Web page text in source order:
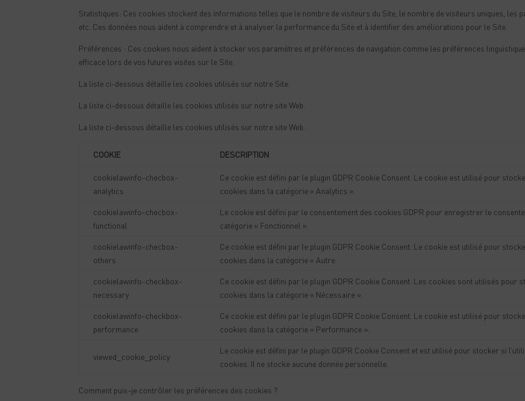
Statistiques: Ces cookies stockent des informations telles que le nombre de visiteurs du Site, le nombre de visiteurs uniques, les
etc. Ces données nous aident à comprendre et à analyser la performance du Site et à identifier des améliorations pour le Site.
Préférences : Ces cookies nous aident à stocker vos paramètres et préférences de navigation comme les préférences
efficace lors de vos futures visites sur le Site.
La liste ci-dessous détaille les cookies utilisés sur notre Site.
La liste ci-dessous détaille les cookies utilisés sur notre site Web.
La liste ci-dessous détaille les cookies utilisés sur notre site Web.
COOKIE DESCRIPTION
cookielawinfo-checbox-
analytics
Ce cookie est défini par le plugin GDPR Cookie Consent. Le cookie est utilisé pour
cookies dans la catégorie « Analytics ».
cookielawinfo-checbox-
functional
Le cookie est défini par le consentement des cookies GDPR pour enregistrer le
catégorie « Fonctionnel ».
cookielawinfo-checbox-
others
Ce cookie est défini par le plugin GDPR Cookie Consent. Le cookie est utilisé pour
cookies dans la catégorie « Autre.
cookielawinfo-checkbox-
necessary
Ce cookie est défini par le plugin GDPR Cookie Consent. Les cookies sont utilisés pour
cookies dans la catégorie « Nécessaire ».
cookielawinfo-checkbox-
performance
Ce cookie est défini par le plugin GDPR Cookie Consent. Le cookie est utilisé pour
cookies dans la catégorie « Performance ».
viewed_cookie_policy
Le cookie est défini par le plugin GDPR Cookie Consent et est utilisé pour stocker si
cookies. Il ne stocke aucune donnée personnelle.
Comment puis-je contrôler les préférences des cookies ?